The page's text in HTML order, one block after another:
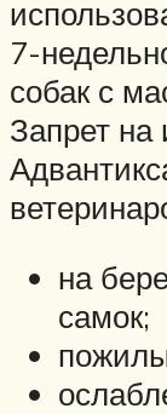
7-
собак с
Запрет на
на
самок;